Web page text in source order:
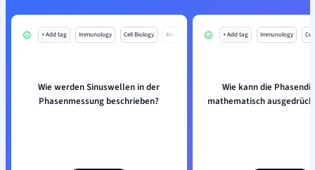
+ Add tag Immunology Cell Biology Mo
Wie werden Sinuswellen in der
Phasenmessung beschrieben?
+ Add tag Immunology
Wie kann die
mathematisch